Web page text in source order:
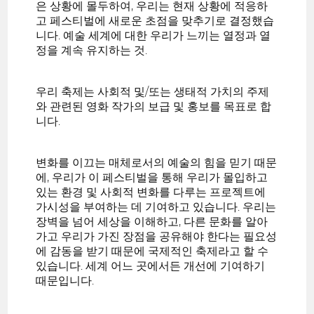
은 상황에 몰두하여, 우리는 현재 상황에 적응하
고 페스티벌에 새로운 초점을 맞추기로 결정했습
니다. 예술 세계에 대한 우리가 느끼는 열정과 열
정을 계속 유지하는 것.
우리 축제는 사회적 및/또는 생태적 가치의 주제
와 관련된 영화 작가의 보급 및 홍보를 목표로 합
니다.
변화를 이끄는 매체로서의 예술의 힘을 믿기 때문
에, 우리가 이 페스티벌을 통해 우리가 몰입하고
있는 환경 및 사회적 변화를 다루는 프로젝트에
가시성을 부여하는 데 기여하고 있습니다. 우리는
장벽을 넘어 세상을 이해하고, 다른 문화를 알아
가고 우리가 가진 장점을 공유해야 한다는 필요성
에 감동을 받기 때문에 국제적인 축제라고 할 수
있습니다. 세계 어느 곳에서든 개선에 기여하기
때문입니다.